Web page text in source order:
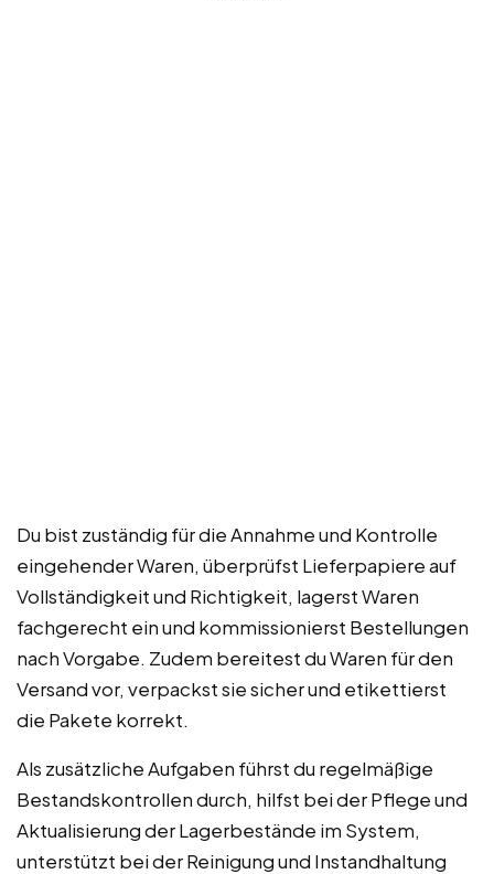
Du bist zuständig für die Annahme und Kontrolle
eingehender Waren, überprüfst Lieferpapiere auf
Vollständigkeit und Richtigkeit, lagerst Waren
fachgerecht ein und kommissionierst Bestellungen
nach Vorgabe. Zudem bereitest du Waren für den
Versand vor, verpackst sie sicher und etikettierst
die Pakete korrekt.
Als zusätzliche Aufgaben führst du regelmäßige
Bestandskontrollen durch, hilfst bei der Pflege und
Aktualisierung der Lagerbestände im System,
unterstützt bei der Reinigung und Instandhaltung